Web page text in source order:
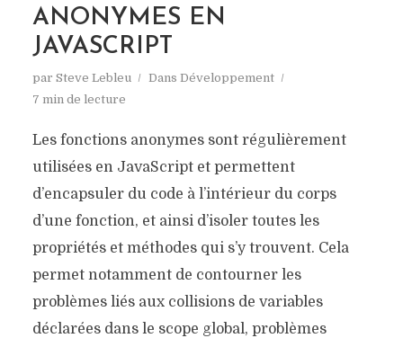
ANONYMES EN
JAVASCRIPT
par Steve Lebleu Dans Développement
7 min de lecture
Les fonctions anonymes sont régulièrement
utilisées en JavaScript et permettent
d’encapsuler du code à l’intérieur du corps
d’une fonction, et ainsi d’isoler toutes les
propriétés et méthodes qui s’y trouvent. Cela
permet notamment de contourner les
problèmes liés aux collisions de variables
déclarées dans le scope global, problèmes